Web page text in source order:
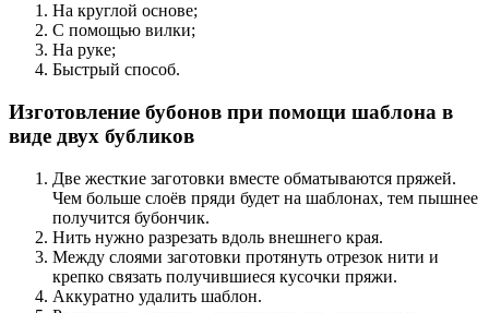
На круглой основе;
С помощью вилки;
На руке;
Быстрый способ.
Изготовление бубонов при помощи шаблона в
виде двух бубликов
Две жесткие заготовки вместе обматываются пряжей.
Чем больше слоёв пряди будет на шаблонах, тем пышнее
получится бубончик.
Нить нужно разрезать вдоль внешнего края.
Между слоями заготовки протянуть отрезок нити и
крепко связать получившиеся кусочки пряжи.
Аккуратно удалить шаблон.